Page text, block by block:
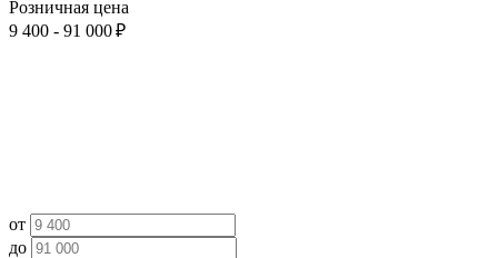
Розничная цена
9 400 - 91 000 ₽
от
до